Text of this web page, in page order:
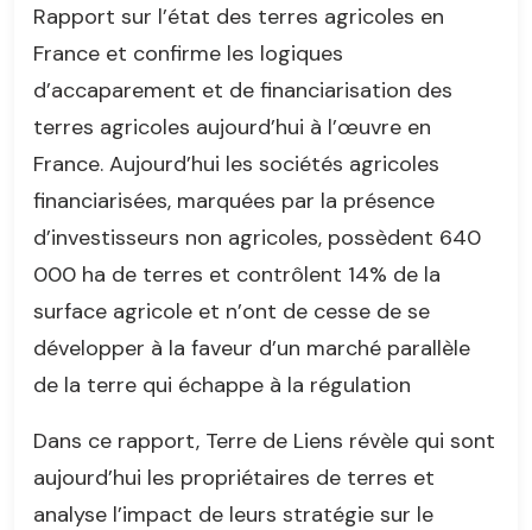
Rapport sur l’état des terres agricoles en
France et confirme les logiques
d’accaparement et de financiarisation des
terres agricoles aujourd’hui à l’œuvre en
France. Aujourd’hui les sociétés agricoles
financiarisées, marquées par la présence
d’investisseurs non agricoles, possèdent 640
000 ha de terres et contrôlent 14% de la
surface agricole et n’ont de cesse de se
développer à la faveur d’un marché parallèle
de la terre qui échappe à la régulation
Dans ce rapport, Terre de Liens révèle qui sont
aujourd’hui les propriétaires de terres et
analyse l’impact de leurs stratégie sur le